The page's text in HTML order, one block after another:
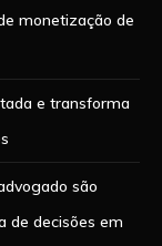
monetização de
e transforma
são
de decisões em